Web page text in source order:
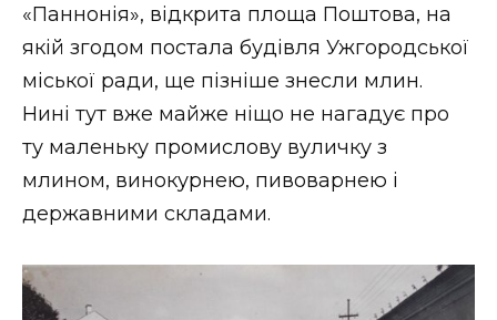
«Паннонія», відкрита площа Поштова, на
якій згодом постала будівля Ужгородської
міської ради, ще пізніше знесли млин.
Нині тут вже майже ніщо не нагадує про
ту маленьку промислову вуличку з
млином, винокурнею, пивоварнею і
державними складами.